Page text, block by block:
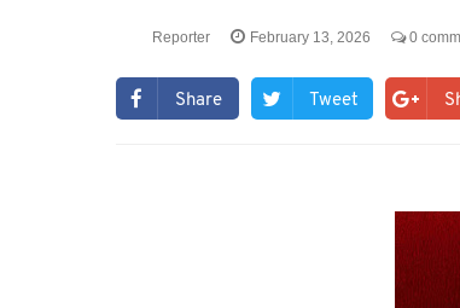
Reporter February 13, 2026 0
Share Tweet